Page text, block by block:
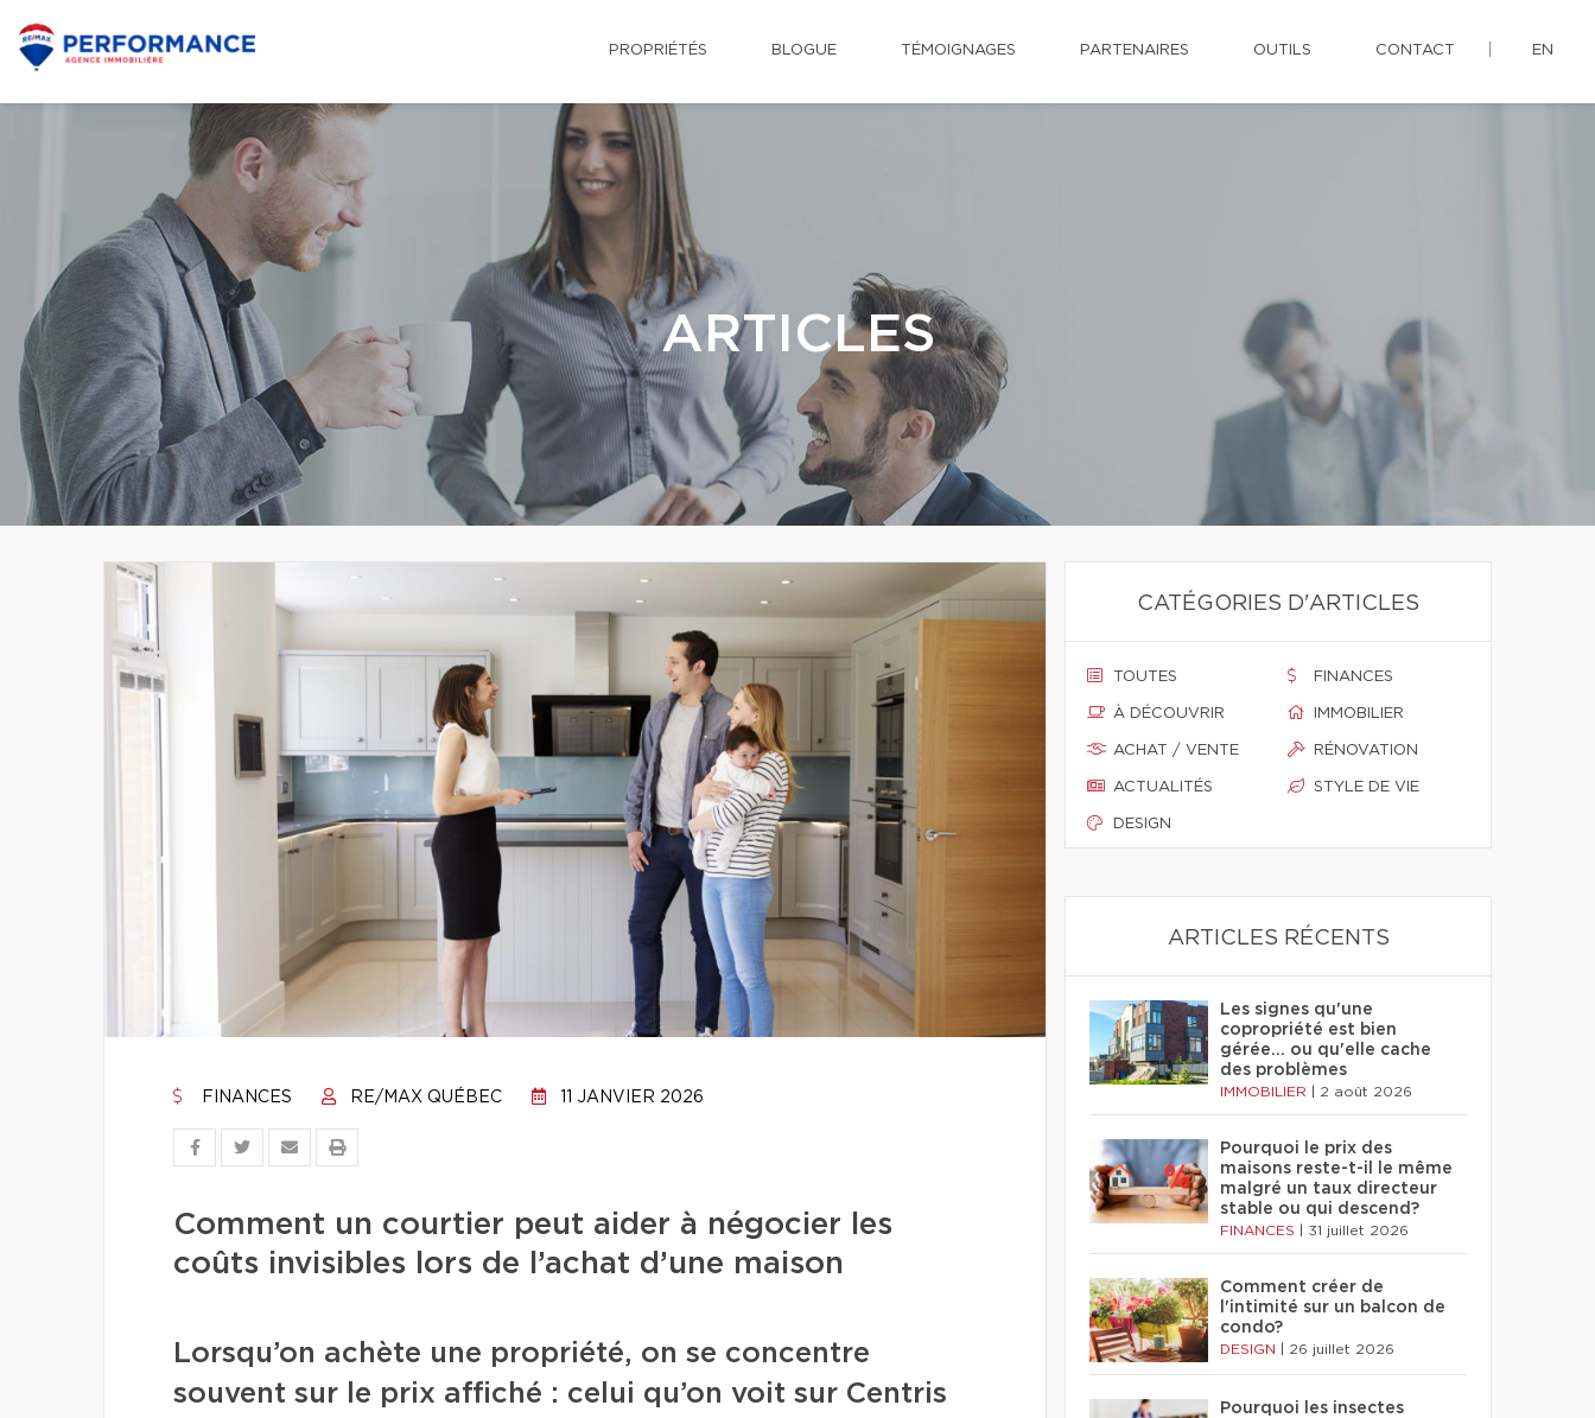
PROPRIÉTÉS BLOGUE TÉMOIGNAGES PARTENAIRES OUTILS CONTACT EN
ARTICLES
FINANCES RE/MAX QUÉBEC 11 JANVIER 2026
Comment un courtier peut aider à négocier les
coûts invisibles lors de l’achat d’une maison
Lorsqu’on achète une propriété, on se concentre
souvent sur le prix affiché : celui qu’on voit sur Centris
CATÉGORIES D'ARTICLES
TOUTES
À DÉCOUVRIR
ACHAT / VENTE
ACTUALITÉS
DESIGN
FINANCES
IMMOBILIER
RÉNOVATION
STYLE DE VIE
ARTICLES RÉCENTS
Les signes qu'une
copropriété est bien
gérée… ou qu'elle cache
des problèmes
IMMOBILIER 2 août 2026
Pourquoi le prix des
maisons reste-t-il le même
malgré un taux directeur
stable ou qui descend?
FINANCES 31 juillet 2026
Comment créer de
l'intimité sur un balcon de
condo?
DESIGN 26 juillet 2026
Pourquoi les insectes